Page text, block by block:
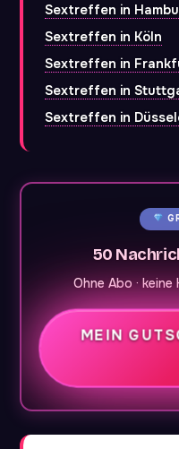
Sextreffen in
Sextreffen in Köln
Sextreffen in
Sextreffen in
Sextreffen in
50
Ohne Abo ·
MEIN